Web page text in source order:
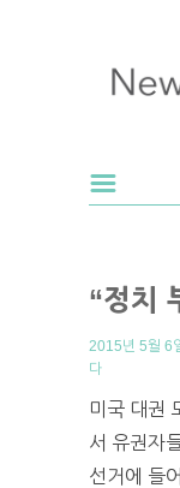
“정치
2015년 5월 6
다
미국 대권
서 유권자
선거에 들